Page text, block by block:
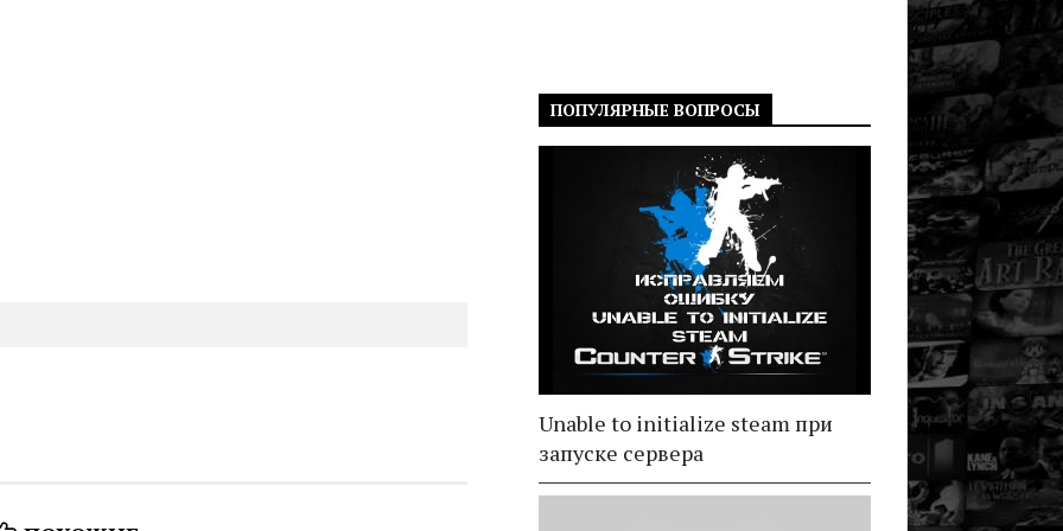
ПОПУЛЯРНЫЕ ВОПРОСЫ
Unable to initialize steam при
запуске сервера